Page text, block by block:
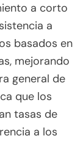
a corto
a
basados en
mejorando
general de
que los
tasas de
a los